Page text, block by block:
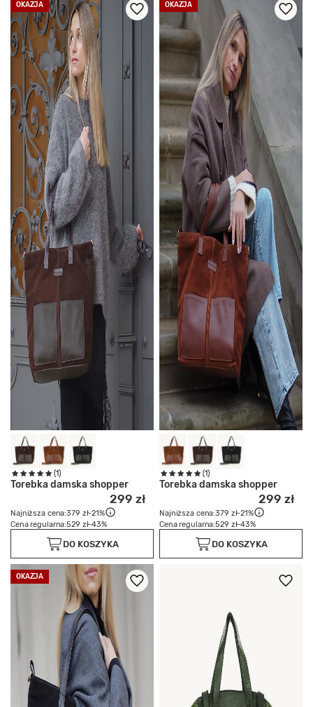
OKAZJA
(1)
Torebka damska shopper
299 zł
Najniższa cena:379 zł-21%
Cena regularna:529 zł-43%
DO KOSZYKA
OKAZJA
(1)
Torebka damska shopper
299 zł
Najniższa cena:379 zł-21%
Cena regularna:529 zł-43%
DO KOSZYKA
OKAZJA